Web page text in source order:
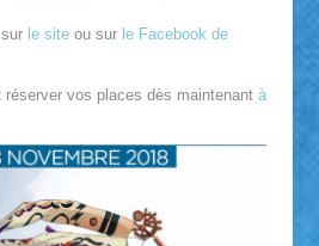
le siteou sur le Facebook de
réserver vos places dès maintenant à